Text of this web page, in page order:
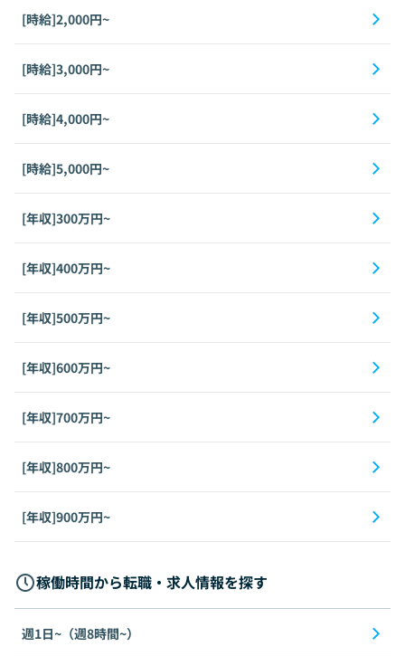
[時給]2,000円~
[時給]3,000円~
[時給]4,000円~
[時給]5,000円~
[年収]300万円~
[年収]400万円~
[年収]500万円~
[年収]600万円~
[年収]700万円~
[年収]800万円~
[年収]900万円~
稼働時間から転職・求人情報を探す
週1日~（週8時間~）